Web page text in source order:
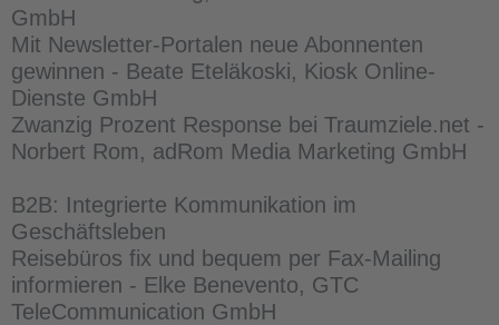
GmbH
Mit Newsletter-Portalen neue Abonnenten
gewinnen - Beate Eteläkoski, Kiosk Online-
Dienste GmbH
Zwanzig Prozent Response bei Traumziele.net -
Norbert Rom, adRom Media Marketing GmbH
B2B: Integrierte Kommunikation im
Geschäftsleben
Reisebüros fix und bequem per Fax-Mailing
informieren - Elke Benevento, GTC
TeleCommunication GmbH